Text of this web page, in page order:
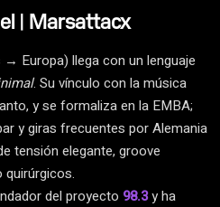
| Marsattacx
Europa) llega con un lenguaje
. Su vínculo con la música
y se formaliza en la EMBA;
y giras frecuentes por Alemania
tensión elegante, groove
del proyecto 98.3y ha